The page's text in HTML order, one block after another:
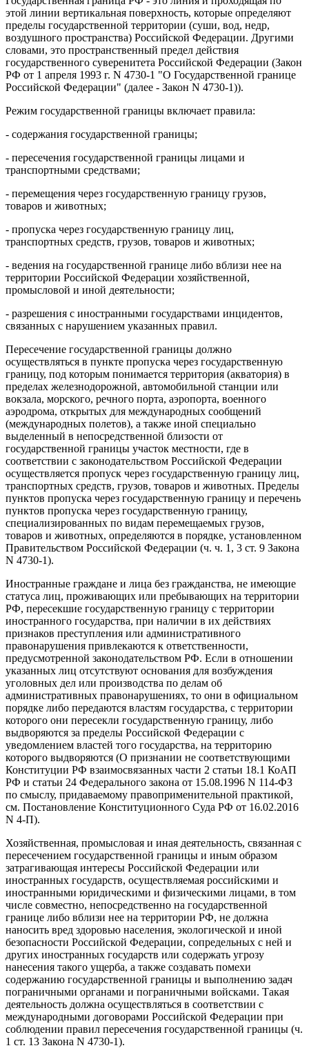
этой линии вертикальная поверхность, которые определяют
пределы государственной территории (суши, вод, недр,
воздушного пространства) Российской Федерации. Другими
словами, это пространственный предел действия
государственного суверенитета Российской Федерации (Закон
РФ от 1 апреля 1993 г. N 4730-1 "О Государственной границе
Российской Федерации" (далее - Закон N 4730-1)).
Режим государственной границы включает правила:
- содержания государственной границы;
- пересечения государственной границы лицами и
транспортными средствами;
- перемещения через государственную границу грузов,
товаров и животных;
- пропуска через государственную границу лиц,
транспортных средств, грузов, товаров и животных;
- ведения на государственной границе либо вблизи нее на
территории Российской Федерации хозяйственной,
промысловой и иной деятельности;
- разрешения с иностранными государствами инцидентов,
связанных с нарушением указанных правил.
Пересечение государственной границы должно
осуществляться в пункте пропуска через государственную
границу, под которым понимается территория (акватория) в
пределах железнодорожной, автомобильной станции или
вокзала, морского, речного порта, аэропорта, военного
аэродрома, открытых для международных сообщений
(международных полетов), а также иной специально
выделенный в непосредственной близости от
государственной границы участок местности, где в
соответствии с законодательством Российской Федерации
осуществляется пропуск через государственную границу лиц,
транспортных средств, грузов, товаров и животных. Пределы
пунктов пропуска через государственную границу и перечень
пунктов пропуска через государственную границу,
специализированных по видам перемещаемых грузов,
товаров и животных, определяются в порядке, установленном
Правительством Российской Федерации (ч. ч. 1, 3 ст. 9 Закона
N 4730-1).
Иностранные граждане и лица без гражданства, не имеющие
статуса лиц, проживающих или пребывающих на территории
РФ, пересекшие государственную границу с территории
иностранного государства, при наличии в их действиях
признаков преступления или административного
правонарушения привлекаются к ответственности,
предусмотренной законодательством РФ. Если в отношении
указанных лиц отсутствуют основания для возбуждения
уголовных дел или производства по делам об
административных правонарушениях, то они в официальном
порядке либо передаются властям государства, с территории
которого они пересекли государственную границу, либо
выдворяются за пределы Российской Федерации с
уведомлением властей того государства, на территорию
которого выдворяются (О признании не соответствующими
Конституции РФ взаимосвязанных части 2 статьи 18.1 КоАП
РФ и статьи 24 Федерального закона от 15.08.1996 N 114-ФЗ
по смыслу, придаваемому правоприменительной практикой,
см. Постановление Конституционного Суда РФ от 16.02.2016
N 4-П).
Хозяйственная, промысловая и иная деятельность, связанная с
пересечением государственной границы и иным образом
затрагивающая интересы Российской Федерации или
иностранных государств, осуществляемая российскими и
иностранными юридическими и физическими лицами, в том
числе совместно, непосредственно на государственной
границе либо вблизи нее на территории РФ, не должна
наносить вред здоровью населения, экологической и иной
безопасности Российской Федерации, сопредельных с ней и
других иностранных государств или содержать угрозу
нанесения такого ущерба, а также создавать помехи
содержанию государственной границы и выполнению задач
пограничными органами и пограничными войсками. Такая
деятельность должна осуществляться в соответствии с
международными договорами Российской Федерации при
соблюдении правил пересечения государственной границы (ч.
1 ст. 13 Закона N 4730-1).